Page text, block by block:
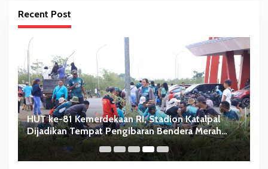
Recent Post
HUT ke-81 Kemerdekaan RI, Stadion Katalpal
Dijadikan Tempat Pengibaran Bendera Merah
Putih